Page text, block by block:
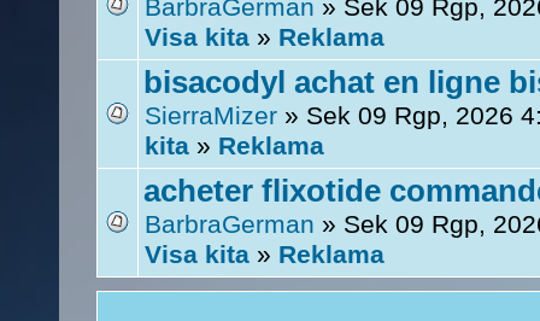
BarbraGerman » Sek 09 Rgp,
Visa kita » Reklama
bisacodyl achat en ligne
SierraMizer » Sek 09 Rgp, 2026
kita » Reklama
acheter flixotide
BarbraGerman » Sek 09 Rgp,
Visa kita » Reklama